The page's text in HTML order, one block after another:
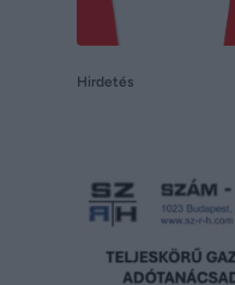
Hirdetés